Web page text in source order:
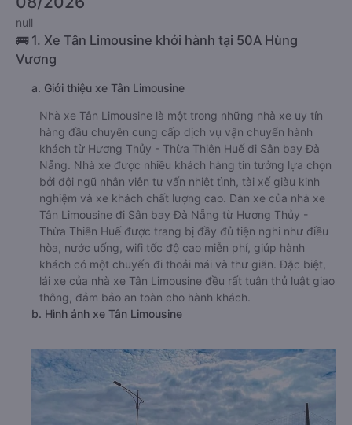
null
🚌 1. Xe Tân Limousine khởi hành tại 50A Hùng
Vương
a. Giới thiệu xe Tân Limousine
Nhà xe Tân Limousine là một trong những nhà xe uy tín
hàng đầu chuyên cung cấp dịch vụ vận chuyển hành
khách từ Hương Thủy - Thừa Thiên Huế đi Sân bay Đà
Nẵng. Nhà xe được nhiều khách hàng tin tưởng lựa chọn
bởi đội ngũ nhân viên tư vấn nhiệt tình, tài xế giàu kinh
nghiệm và xe khách chất lượng cao. Dàn xe của nhà xe
Tân Limousine đi Sân bay Đà Nẵng từ Hương Thủy -
Thừa Thiên Huế được trang bị đầy đủ tiện nghi như điều
hòa, nước uống, wifi tốc độ cao miễn phí, giúp hành
khách có một chuyến đi thoải mái và thư giãn. Đặc biệt,
lái xe của nhà xe Tân Limousine đều rất tuân thủ luật giao
thông, đảm bảo an toàn cho hành khách.
b. Hình ảnh xe Tân Limousine